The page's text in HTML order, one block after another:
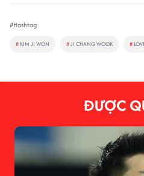
#Hashtag
# KIM JI WON # JI CHANG WOOK #
ĐƯỢC